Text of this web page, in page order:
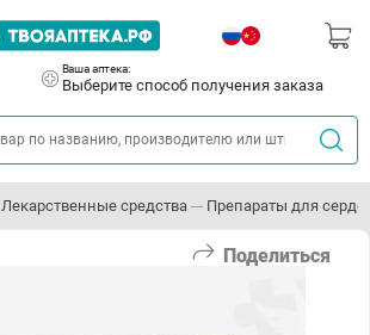
Ваша аптека:
Выберите способ получения заказа
Лекарственные средства Препараты для
Поделиться